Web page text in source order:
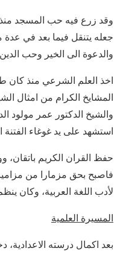
وقد زرع فيه حب المسجد منذ
جعله يتنقل فيما بعد في عدة
والدعوة الى الخير وحب
اخذ العلم الشرعي منذ كان
المشايخ الكرام من امثال
والشيخ الدكتور عمر مولود
استشهد على يد غوغاء الفتنة
حفظ القران الكريم باتقان،
فاصبح بحق مزمارا من
لأدب اللغة العربية، وكان
المسيرة العلمية
بعد اكمال درسته الاعدادية،